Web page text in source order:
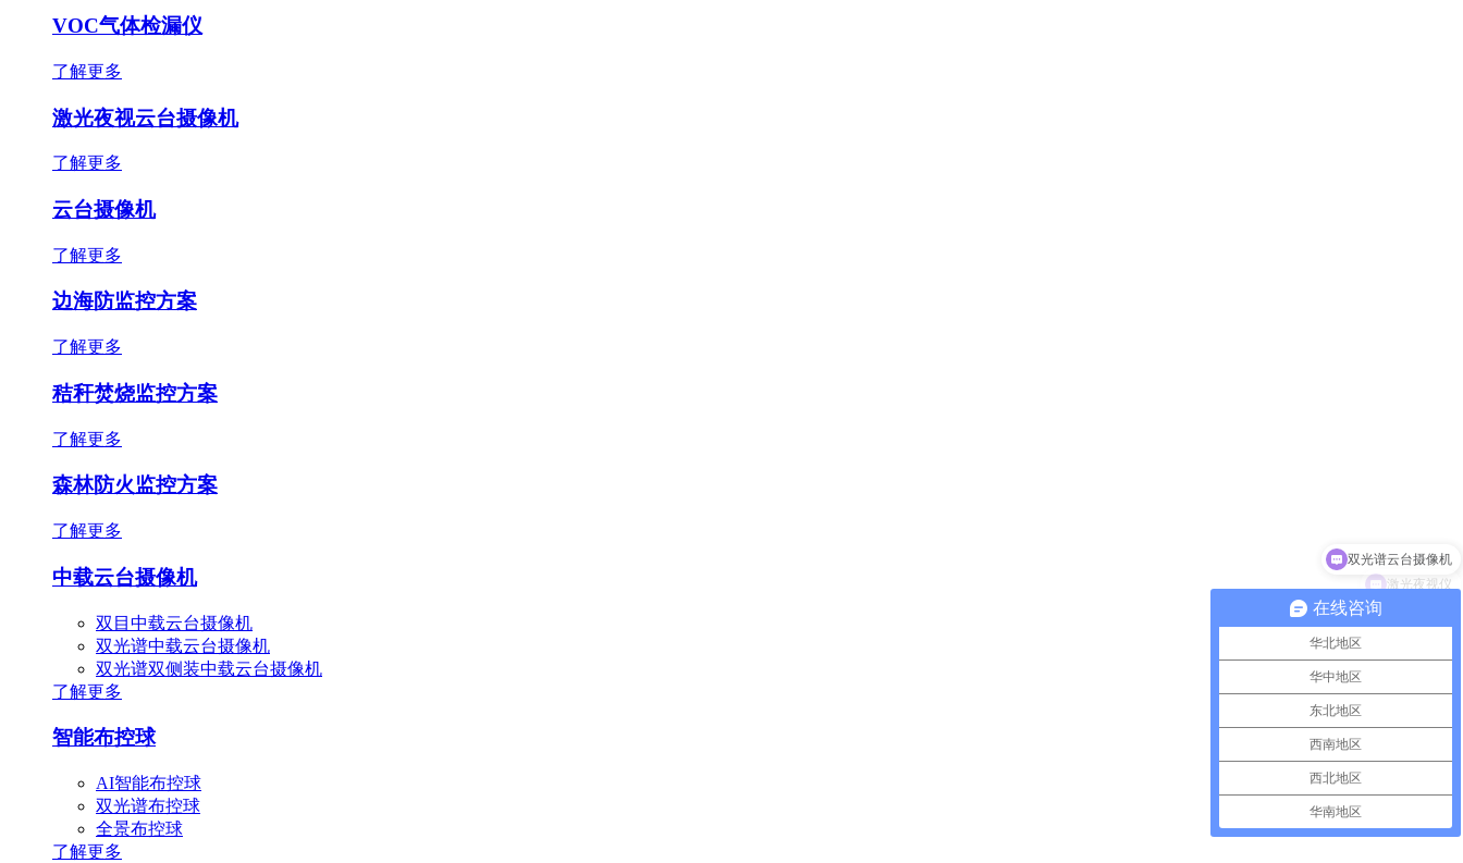
VOC气体检漏仪
了解更多
激光夜视云台摄像机
了解更多
云台摄像机
了解更多
边海防监控方案
了解更多
秸秆焚烧监控方案
了解更多
森林防火监控方案
了解更多
中载云台摄像机
双目中载云台摄像机
双光谱中载云台摄像机
双光谱双侧装中载云台摄像机
了解更多
智能布控球
AI智能布控球
双光谱布控球
全景布控球
了解更多
在线咨询
华北地区
华中地区
东北地区
西南地区
西北地区
华南地区
激光夜视仪